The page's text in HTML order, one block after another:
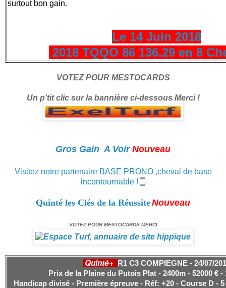
surtout bon gain.
Le 14 Juin 2018
2018 TQQO 86 136.29 en 8
VOTEZ POUR MESTOCARDS
Un p'tit clic sur la bannière ci-dessous Merci !
Gros Gain A Voir Nouveau
Visitez notre partenaire BASE PRONO ,cheval de base
incontournable !
Quinté les Clés de la RéussiteNouveau
VOTEZ POUR MESTOCARDS MERCI
Quinté+ R1 C3 COMPIEGNE - 24/07/
Prix de la Plaine du Putois Plat - 2400m - 52000 € -
Handicap divisé - Première épreuve - Réf: +20 - Course D -